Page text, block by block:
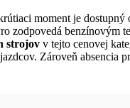
moment je dostupný
zodpovedá benzínovým
strojov v tejto cenovej
Zároveň absencia